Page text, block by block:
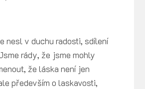
nesl v duchu radosti, sdílení
rády, že jsme mohly
že láska není jen
především o laskavosti,